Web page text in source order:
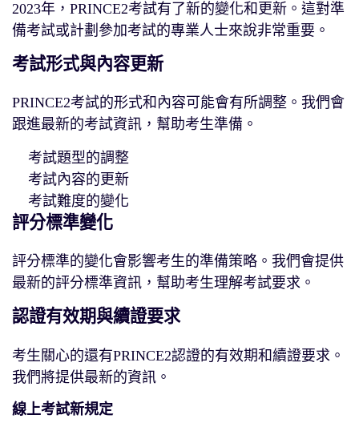
2023年，PRINCE2考試有了新的變化和更新。這對準
備考試或計劃參加考試的專業人士來說非常重要。
考試形式與內容更新
PRINCE2考試的形式和內容可能會有所調整。我們會
跟進最新的考試資訊，幫助考生準備。
考試題型的調整
考試內容的更新
考試難度的變化
評分標準變化
評分標準的變化會影響考生的準備策略。我們會提供
最新的評分標準資訊，幫助考生理解考試要求。
認證有效期與續證要求
考生關心的還有PRINCE2認證的有效期和續證要求。
我們將提供最新的資訊。
線上考試新規定